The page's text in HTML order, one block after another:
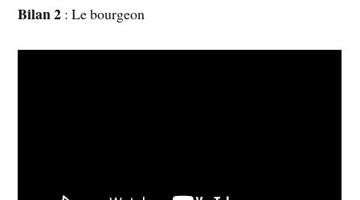
Bilan 2 : Le bourgeon